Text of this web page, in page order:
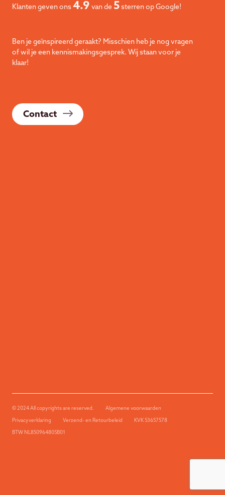
Klanten geven ons 4.9 van de 5 sterren op Google!
Ben je geïnspireerd geraakt? Misschien heb je nog vragen
of wil je een kennismakingsgesprek. Wij staan voor je
klaar!
Contact
© 2024 All copyrights are reserved. Algemene voorwaarden
Privacyverklaring Verzend- en Retourbeleid KVK 53657578
BTW NL850964805B01